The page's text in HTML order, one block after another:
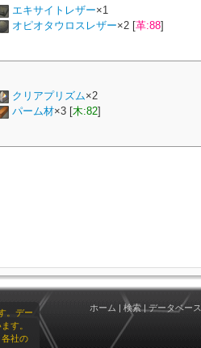
エキサイトレザー×1
オピオタウロスレザー×2 [革:88]
クリアプリズム×2
パーム材×3 [木:82]
。デー
す。
社の
ホーム | 検索| データベース